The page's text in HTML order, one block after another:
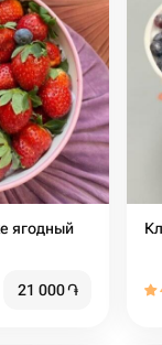
ягодный
21 000֏